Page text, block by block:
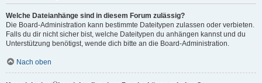
Welche Dateianhänge sind in diesem Forum zulässig?
Die Board-Administration kann bestimmte Dateitypen zulassen oder verbieten.
Falls du dir nicht sicher bist, welche Dateitypen du anhängen kannst und du
Unterstützung benötigst, wende dich bitte an die Board-Administration.
Nach oben